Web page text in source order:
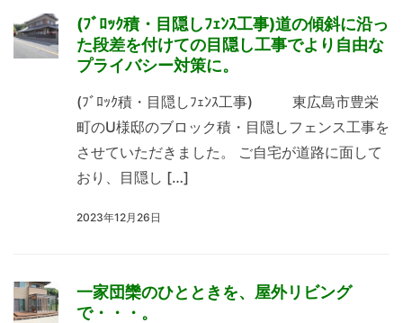
(ﾌﾞﾛｯｸ積・目隠しﾌｪﾝｽ工事)道の傾斜に沿っ
た段差を付けての目隠し工事でより自由な
プライバシー対策に。
(ﾌﾞﾛｯｸ積・目隠しﾌｪﾝｽ工事) 東広島市豊栄
町のU様邸のブロック積・目隠しフェンス工事を
させていただきました。 ご自宅が道路に面して
おり、目隠し […]
2023年12月26日
一家団欒のひとときを、屋外リビング
で・・・。